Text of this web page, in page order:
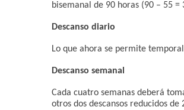
bisemanal de 90 horas (90 – 55 =
Descanso diario
Lo que ahora se permite
Descanso semanal
Cada cuatro semanas deberá
otros dos descansos reducidos